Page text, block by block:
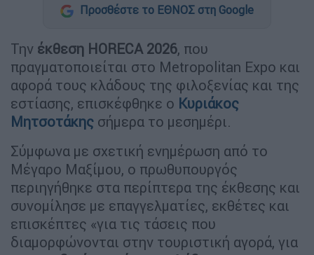
Προσθέστε το ΕΘΝΟΣ στη Google
Την έκθεση HORECA 2026, που
πραγματοποιείται στο Metropolitan Expo και
αφορά τους κλάδους της φιλοξενίας και της
εστίασης, επισκέφθηκε ο Κυριάκος
Μητσοτάκης σήμερα το μεσημέρι.
Σύμφωνα με σχετική ενημέρωση από το
Μέγαρο Μαξίμου, ο πρωθυπουργός
περιηγήθηκε στα περίπτερα της έκθεσης και
συνομίλησε με επαγγελματίες, εκθέτες και
επισκέπτες «για τις τάσεις που
διαμορφώνονται στην τουριστική αγορά, για